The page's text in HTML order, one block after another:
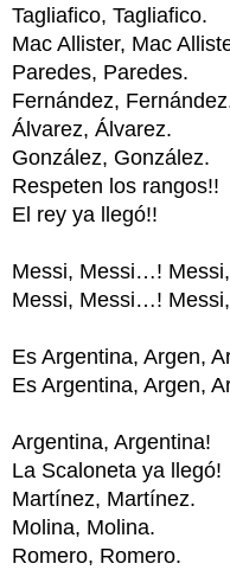
Tagliafico, Tagliafico.
Mac Allister, Mac
Paredes, Paredes.
Fernández,
Álvarez, Álvarez.
González, González.
Respeten los rangos!!
El rey ya llegó!!
Messi, Messi…!
Messi, Messi…!
Es Argentina, Argen,
Es Argentina, Argen,
Argentina, Argentina!
La Scaloneta ya llegó!
Martínez, Martínez.
Molina, Molina.
Romero, Romero.